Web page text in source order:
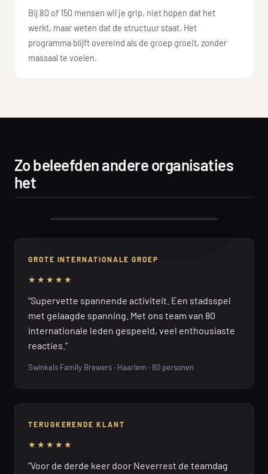
Bij 80 of 150 mensen wil je grip, niet hopen dat het
werkt, maar weten dat de structuur staat. Het
programma blijft overeind als de groep groeit, zonder
massaal te voelen.
Zo beleefden andere organisaties
het
GROTE INTERNATIONALE GROEP
★★★★★
“Supervette spannende activiteit. Een stadsspel
met gelaagde spanning. Met ons team van 80
internationale leden gespeeld, veel enthousiaste
reacties.”
Swinkels Family Brewers · Haarlem · 80 personen
TERUGKERENDE KLANT
★★★★★
“Voor de derde keer door Neverrest de teamdag